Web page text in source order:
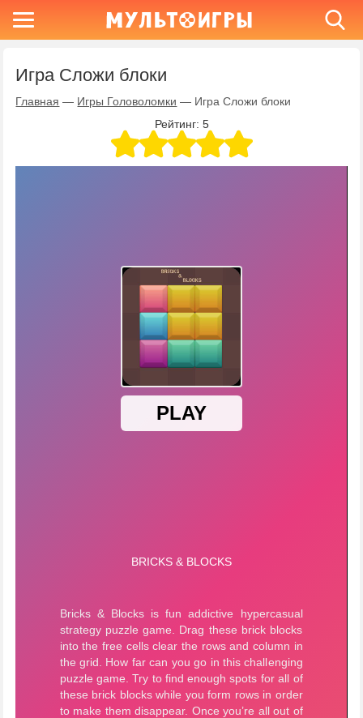
Игра Сложи блоки
Главная — Игры Головоломки — Игра Сложи блоки
Рейтинг: 5